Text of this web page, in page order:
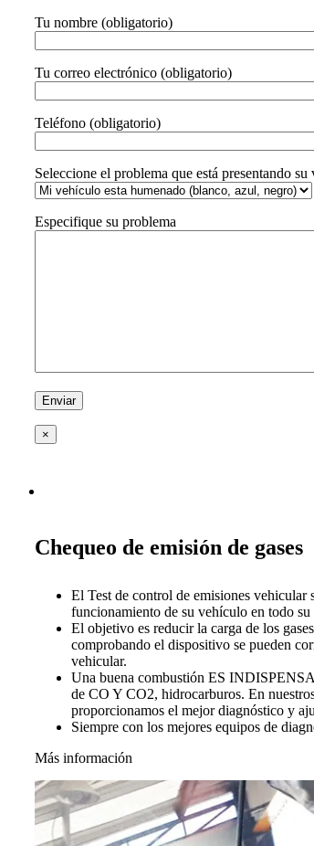
Tu nombre (obligatorio)
Tu correo electrónico (obligatorio)
Teléfono (obligatorio)
Seleccione el problema que está presentando
Especifique su problema
×
Chequeo de emisión de gases
El Test de control de emisiones
funcionamiento de su vehículo en todo su
El objetivo es reducir la carga de los
comprobando el dispositivo se pueden
vehicular.
Una buena combustión ES
de CO Y CO2, hidrocarburos. En
proporcionamos el mejor diagnóstico y
Siempre con los mejores equipos de
Más información